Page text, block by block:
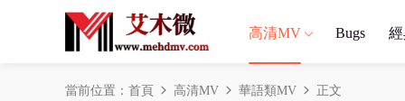
高清MV Bugs
當前位置： 首頁 高清MV 華語類MV 正文